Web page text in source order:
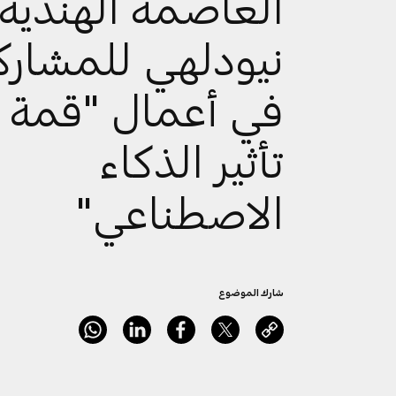
نيودلهي
في أعمال "قمة
تأثير الذكاء
الاصطناعي"
شارك الموضوع